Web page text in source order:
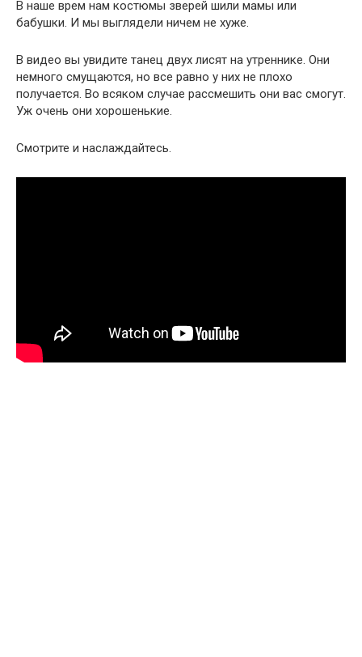
В наше врем нам костюмы зверей шили мамы или
бабушки. И мы выглядели ничем не хуже.
В видео вы увидите танец двух лисят на утреннике. Они
немного смущаются, но все равно у них не плохо
получается. Во всяком случае рассмешить они вас смогут.
Уж очень они хорошенькие.
Смотрите и наслаждайтесь.